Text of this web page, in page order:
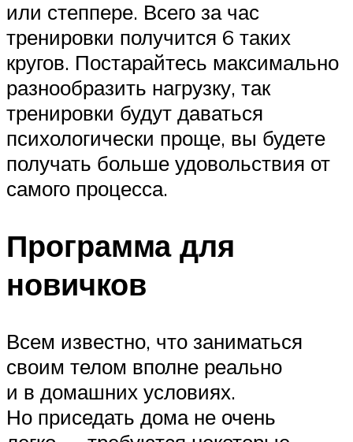
или степпере. Всего за час
тренировки получится 6 таких
кругов. Постарайтесь максимально
разнообразить нагрузку, так
тренировки будут даваться
психологически проще, вы будете
получать больше удовольствия от
самого процесса.
Программа для
новичков
Всем известно, что заниматься
своим телом вполне реально
и в домашних условиях.
Но приседать дома не очень